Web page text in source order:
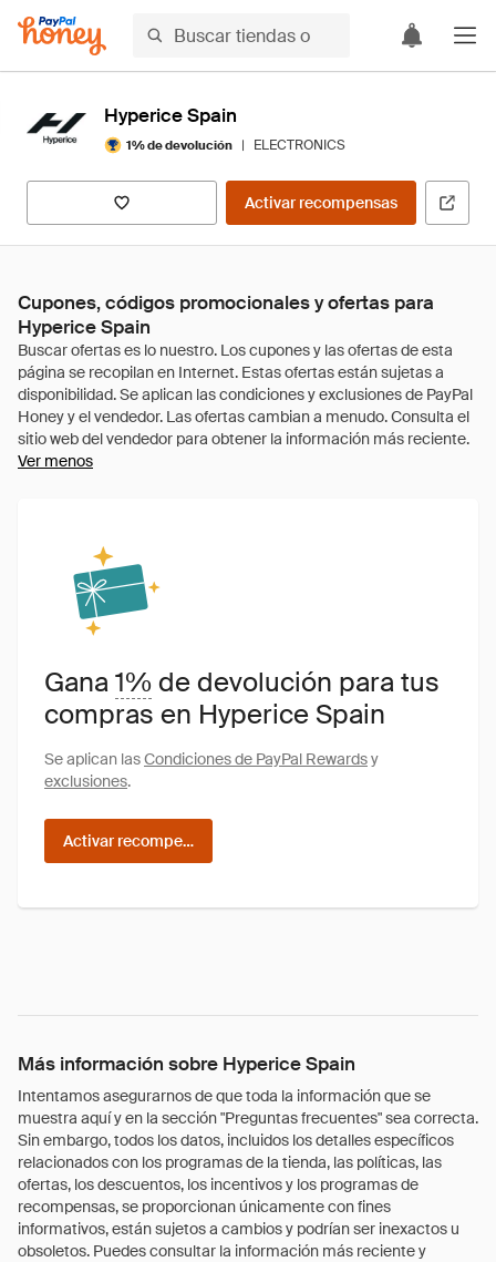
Hyperice Spain
1% de devolución | ELECTRONICS
Activar recompensas
Cupones, códigos promocionales y ofertas para
Hyperice Spain
Ver menos
Gana1% de devolución para tus
compras en Hyperice Spain
Se aplican lasCondiciones de PayPal Rewardsy
exclusiones.
Activar recompensas
Más información sobre Hyperice Spain
Intentamos asegurarnos de que toda la información que se
muestra aquí y en la sección "Preguntas frecuentes" sea correcta.
Sin embargo, todos los datos, incluidos los detalles específicos
relacionados con los programas de la tienda, las políticas, las
ofertas, los descuentos, los incentivos y los programas de
recompensas, se proporcionan únicamente con fines
informativos, están sujetos a cambios y podrían ser inexactos u
obsoletos. Puedes consultar la información más reciente y